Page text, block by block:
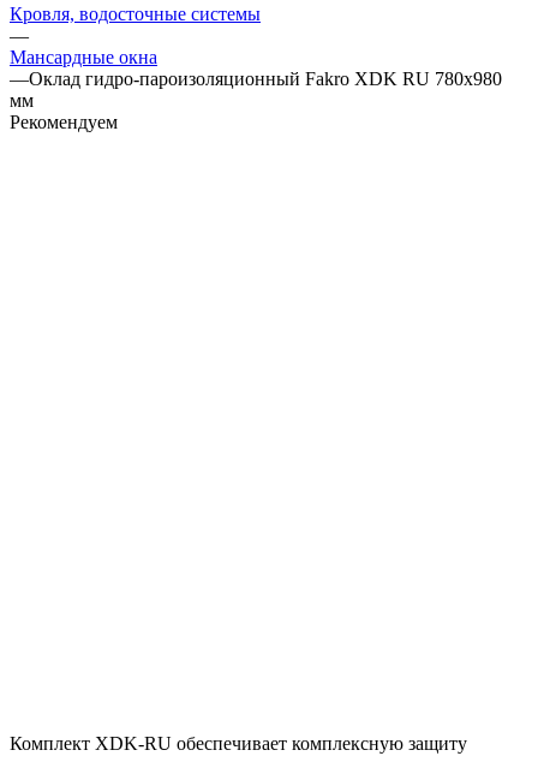
Кровля, водосточные системы
—
Мансардные окна
—Оклад гидро-пароизоляционный Fakro XDK RU 780х980
мм
Рекомендуем
Комплект XDK-RU обеспечивает комплексную защиту